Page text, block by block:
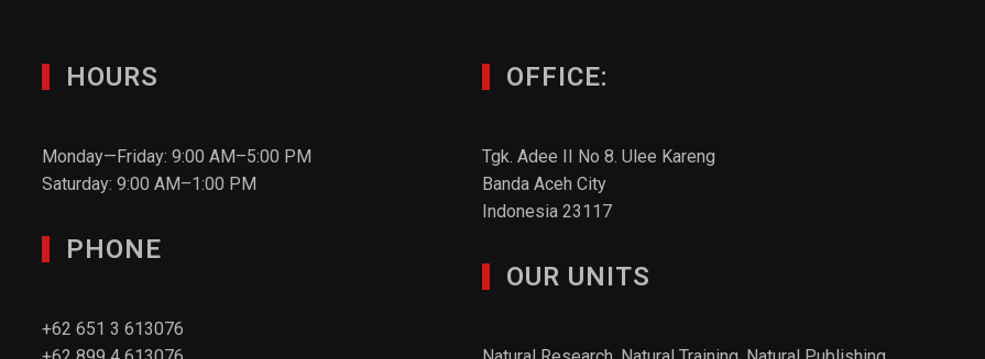
HOURS
Monday—Friday: 9:00 AM–5:00 PM
Saturday: 9:00 AM–1:00 PM
PHONE
+62 651 3 613076
OFFICE:
Tgk. Adee II No 8. Ulee Kareng
Banda Aceh City
Indonesia 23117
OUR UNITS